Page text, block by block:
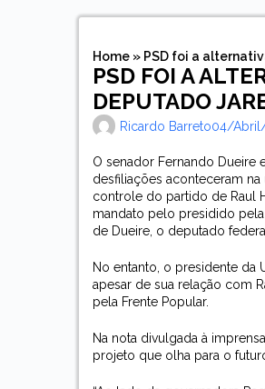
Home » PSD foi a
PSD FOI A
DEPUTADO
Ricardo Barreto04/
O senador Fernando Dueire
desfiliações aconteceram
controle do partido de Raul
mandato pelo presidido
de Dueire, o deputado
No entanto, o presidente da
apesar de sua relação com
pela Frente Popular.
Na nota divulgada à
projeto que olha para o